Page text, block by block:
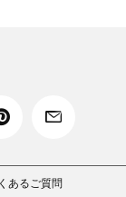
あるご質問